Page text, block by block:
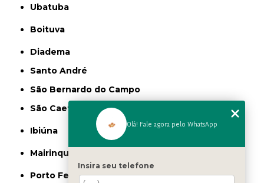
Ubatuba
Boituva
Diadema
Santo André
São Bernardo do Campo
São Caetano do Sul
Ibiúna
Mairinque
Porto Feliz
Olá! Fale agora pelo WhatsApp
Insira seu telefone